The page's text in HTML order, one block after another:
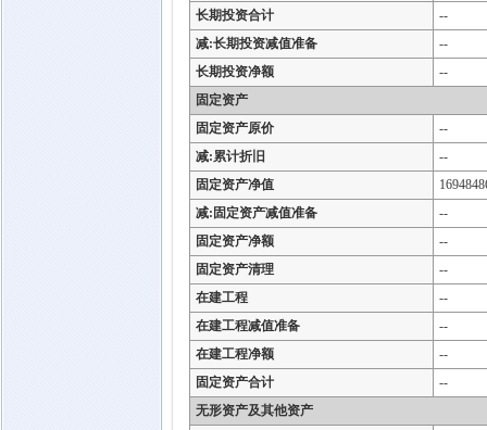
长期投资合计
--
减:长期投资减值准备
--
长期投资净额
--
固定资产
固定资产原价
--
减:累计折旧
--
固定资产净值
减:固定资产减值准备
--
固定资产净额
--
固定资产清理
--
在建工程
--
在建工程减值准备
--
在建工程净额
--
固定资产合计
--
无形资产及其他资产